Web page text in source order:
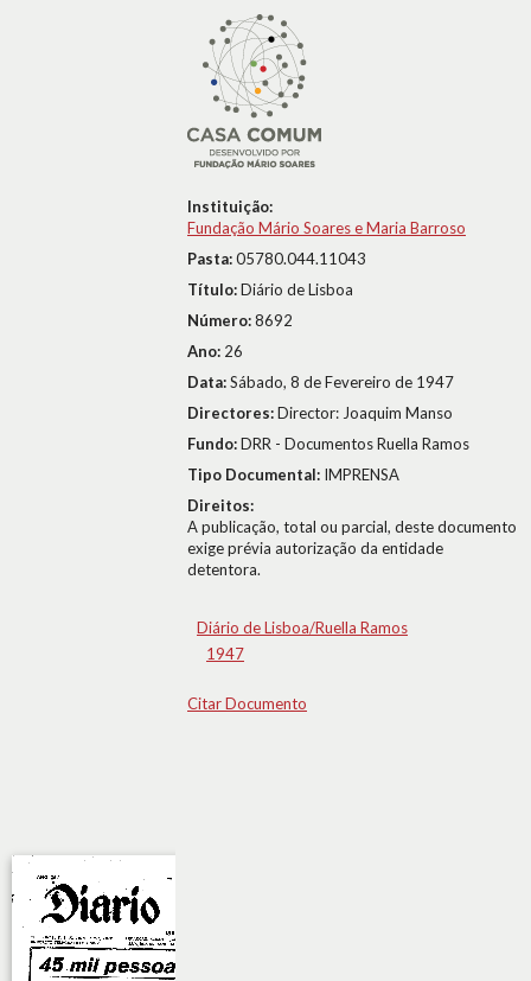
Instituição:
Fundação Mário Soares e Maria Barroso
Pasta:05780.044.11043
Título:Diário de Lisboa
Número:8692
Ano: 26
Data:Sábado, 8 de Fevereiro de 1947
Directores:Director: Joaquim Manso
Fundo:DRR - Documentos Ruella Ramos
Tipo Documental: IMPRENSA
Direitos:
A publicação, total ou parcial, deste documento
exige prévia autorização da entidade
detentora.
Diário de Lisboa/Ruella Ramos
1947
Citar Documento